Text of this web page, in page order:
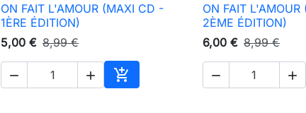
 Aperçu rapide
ON FAIT L'AMOUR (MAXI CD -
1ÈRE ÉDITION)
5,00 € 8,99 €
  
Ajouter au panier
 Aperçu
ON FAIT
2ÈME ÉDITION)
6,00 € 8,99 €
 